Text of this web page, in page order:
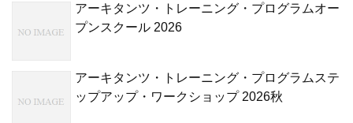
アーキタンツ・トレーニング・プログラムオー
プンスクール 2026
アーキタンツ・トレーニング・プログラムステ
ップアップ・ワークショップ 2026秋